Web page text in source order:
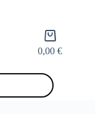
Panier
d’achat
0,00€